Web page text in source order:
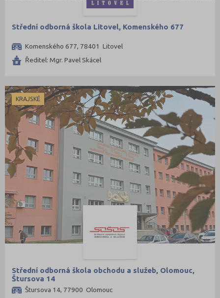
Střední odborná škola Litovel, Komenského 677
Komenského 677, 78401 Litovel
Ředitel: Mgr. Pavel Skácel
KRAJSKÉ
Střední odborná škola obchodu a služeb, Olomouc,
Štursova 14
Štursova 14, 77900 Olomouc